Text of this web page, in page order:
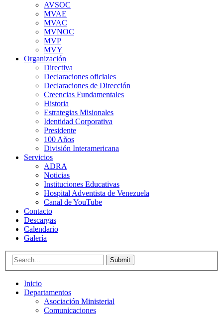
AVSOC
MVAE
MVAC
MVNOC
MVP
MVY
Organización
Directiva
Declaraciones oficiales
Declaraciones de Dirección
Creencias Fundamentales
Historia
Estrategias Misionales
Identidad Corporativa
Presidente
100 Años
División Interamericana
Servicios
ADRA
Noticias
Instituciones Educativas
Hospital Adventista de Venezuela
Canal de YouTube
Contacto
Descargas
Calendario
Galería
Submit
Inicio
Departamentos
Asociación Ministerial
Comunicaciones